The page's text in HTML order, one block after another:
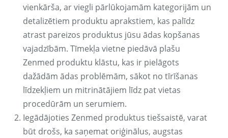
vienkārša, ar viegli pārlūkojamām kategorijām un
detalizētiem produktu aprakstiem, kas palīdz
atrast pareizos produktus jūsu ādas kopšanas
vajadzībām. Tīmekļa vietne piedāvā plašu
Zenmed produktu klāstu, kas ir pielāgots
dažādām ādas problēmām, sākot no tīrīšanas
līdzekļiem un mitrinātājiem līdz pat vietas
procedūrām un serumiem.
Iegādājoties Zenmed produktus tiešsaistē, varat
būt drošs, ka saņemat oriģinālus, augstas